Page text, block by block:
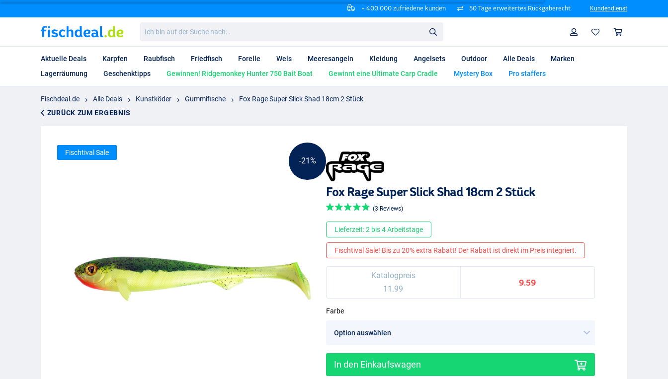
+ 400.000 zufriedene kunden 50 Tage erweitertes Rückgaberecht Kundendienst
bin
auf
Suche
nach…
Profil
Aktuelle Deals Karpfen Raubfisch Friedfisch Forelle Wels Meeresangeln Kleidung Angelsets Outdoor Alle Deals
Marken
Lagerräumung
Geschenktipps Gewinnen! Ridgemonkey Hunter 750 Bait Boat Gewinnt eine Ultimate Carp Cradle Mystery Box Pro staffers
Fischdeal.de Alle Deals Kunstköder Gummifische
Fox Rage Super Slick Shad 18cm 2 Stück
ZURÜCK ZUM ERGEBNIS
-21%
Fischtival Sale
Fox Rage Super Slick Shad 18cm 2 Stück
(3 Reviews)
Lieferzeit: 2 bis 4 Arbeitstage
Fischtival Sale! Bis zu 20% extra Rabatt! Der Rabatt ist direkt im Preis integriert.
Katalogpreis
11.99
9.59
Farbe
In den Einkaufswagen